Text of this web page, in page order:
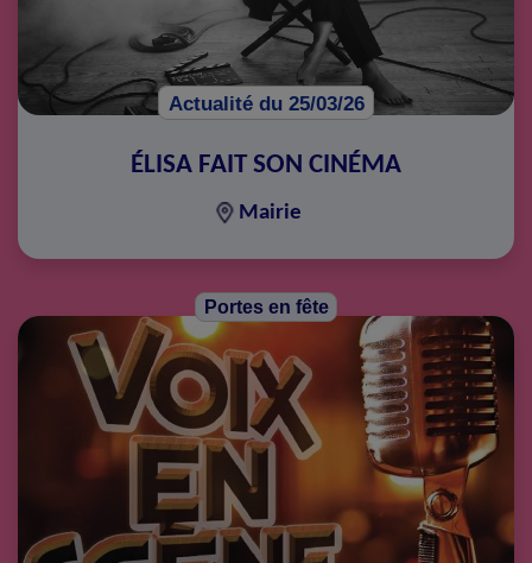
Actualité du 25/03/26
ÉLISA FAIT SON CINÉMA
Mairie
Portes en fête